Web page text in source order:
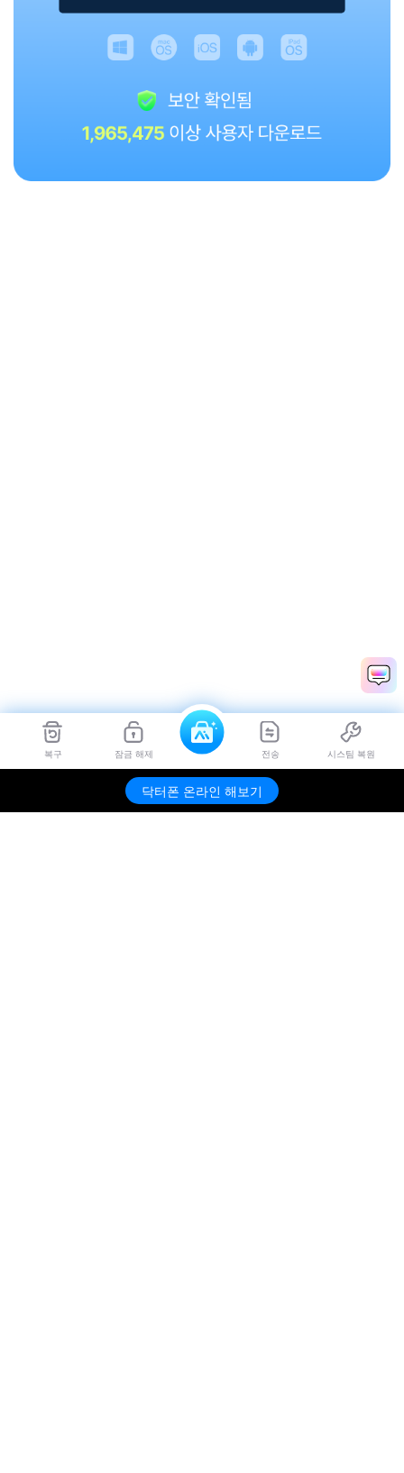
복구 잠금 해제 전송 시스팀 복원
닥터폰 온라인 해보기